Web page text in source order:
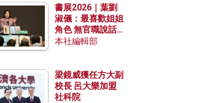
書展2026｜葉劉
淑儀：最喜歡姐姐
角色 無官職說話
包袱少
本社編輯部
梁鏡威獲任方大副
校長 呂大樂加盟
社科院